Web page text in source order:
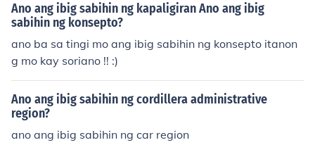
Ano ang ibig sabihin ng kapaligiran Ano ang ibig
sabihin ng konsepto?
ano ba sa tingi mo ang ibig sabihin ng konsepto itanon
g mo kay soriano !! :)
Ano ang ibig sabihin ng cordillera administrative
region?
ano ang ibig sabihin ng car region